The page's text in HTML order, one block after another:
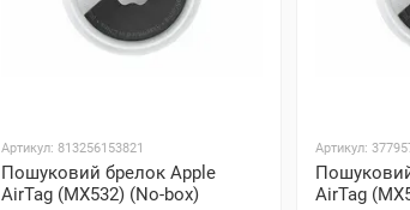
Артикул: 813256153821
Пошуковий брелок Apple
AirTag (MX532) (No-box)
Артикул:
AirTag